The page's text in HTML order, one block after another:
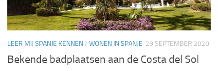
LEER MIJ SPANJE KENNEN/ WONEN IN SPANJE 29 SEPTEMBER 2020
Bekende badplaatsen aan de Costa del Sol